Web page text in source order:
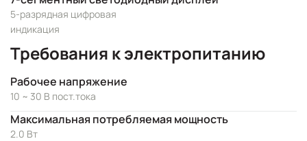
5-разрядная цифровая
индикация
Требования к электропитанию
Рабочее напряжение
10 ~ 30 В пост.тока
Максимальная потребляемая мощность
2.0 Вт